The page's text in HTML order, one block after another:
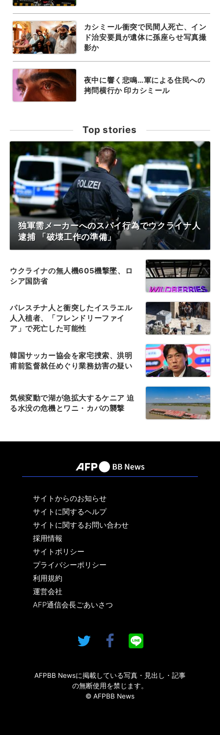
カシミール衝突で民間人死亡、イン
ド治安要員が遺体に孫座らせ写真撮
影か
夜中に響く悲鳴…軍による住民への
拷問横行か 印カシミール
Top stories
独軍需メーカーへのスパイ行為でウクライナ人
逮捕 「破壊工作の準備」
ウクライナの無人機605機撃墜、ロ
シア国防省
パレスチナ人と衝突したイスラエル
人入植者、「フレンドリーファイ
ア」で死亡した可能性
韓国サッカー協会を家宅捜索、洪明
甫前監督就任めぐり業務妨害の疑い
気候変動で湖が急拡大するケニア 迫
る水没の危機とワニ・カバの襲撃
サイトからのお知らせ
サイトに関するヘルプ
サイトに関するお問い合わせ
採用情報
サイトポリシー
プライバシーポリシー
利用規約
運営会社
AFP通信会長ごあいさつ
AFPBB Newsに掲載している写真・見出し・記事
の無断使用を禁じます。
© AFPBB News